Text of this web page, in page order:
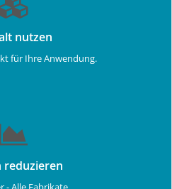
nutzen
für Ihre Anwendung.
reduzieren